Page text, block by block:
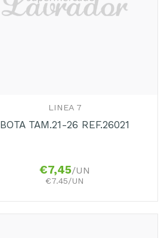
LINEA 7
BOTA TAM.21-26 REF.26021
€7,45/UN
€7.45/UN